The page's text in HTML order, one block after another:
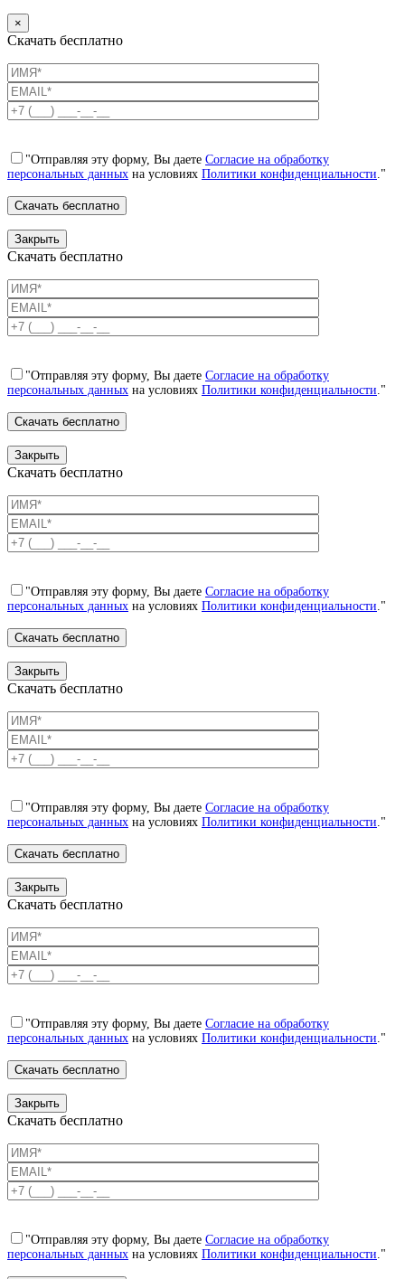
×
Скачать бесплатно
"Отправляя эту форму, Вы даете Согласие на обработку
персональных данных на условиях Политики конфиденциальности."
Закрыть
Скачать бесплатно
"Отправляя эту форму, Вы даете Согласие на обработку
персональных данных на условиях Политики конфиденциальности."
Закрыть
Скачать бесплатно
"Отправляя эту форму, Вы даете Согласие на обработку
персональных данных на условиях Политики конфиденциальности."
Закрыть
Скачать бесплатно
"Отправляя эту форму, Вы даете Согласие на обработку
персональных данных на условиях Политики конфиденциальности."
Закрыть
Скачать бесплатно
"Отправляя эту форму, Вы даете Согласие на обработку
персональных данных на условиях Политики конфиденциальности."
Закрыть
Скачать бесплатно
"Отправляя эту форму, Вы даете Согласие на обработку
персональных данных на условиях Политики конфиденциальности."